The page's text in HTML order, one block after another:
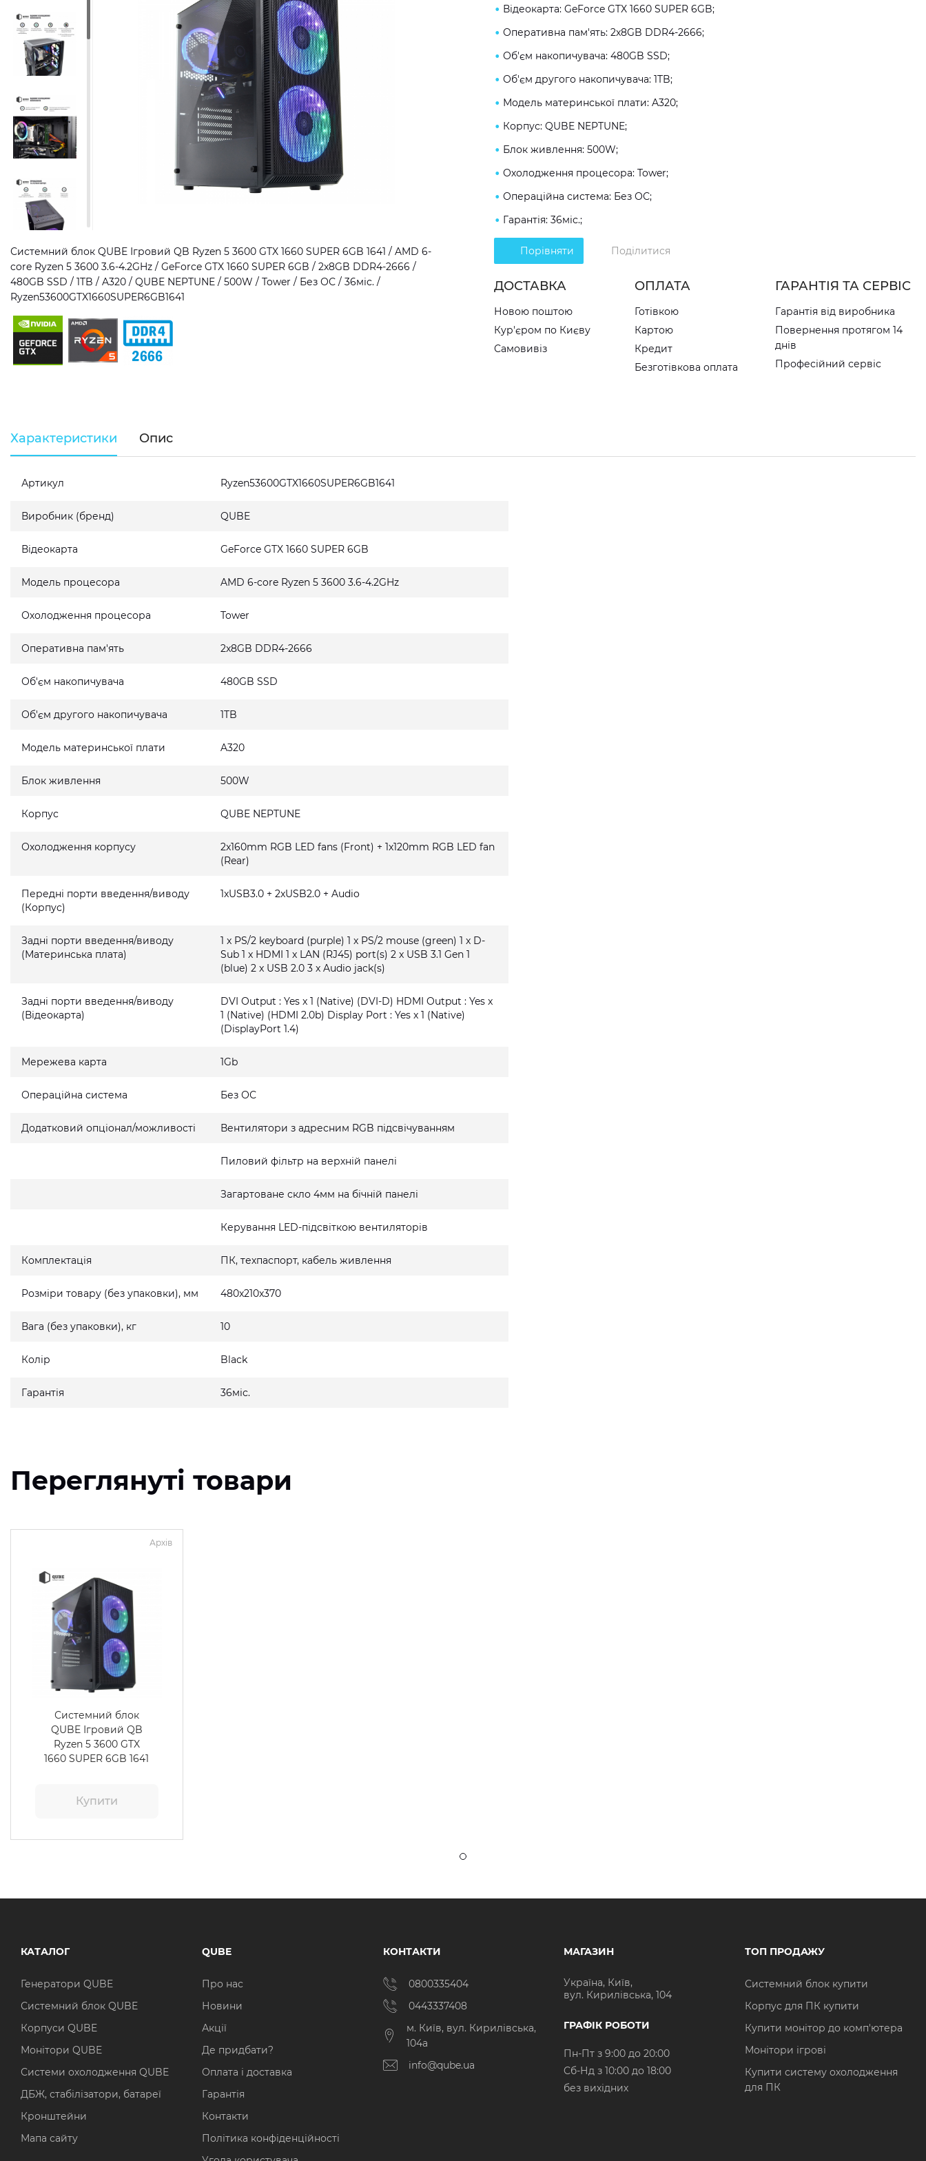
Системний блок QUBE Ігровий QB Ryzen 5 3600 GTX 1660 SUPER 6GB 1641 / AMD 6-
core Ryzen 5 3600 3.6-4.2GHz / GeForce GTX 1660 SUPER 6GB / 2x8GB DDR4-2666 /
480GB SSD / 1TB / A320 / QUBE NEPTUNE / 500W / Tower / Без ОС / 36міс. /
Ryzen53600GTX1660SUPER6GB1641
Відеокарта: GeForce GTX 1660 SUPER 6GB;
Оперативна пам'ять: 2x8GB DDR4-2666;
Об'єм накопичувача: 480GB SSD;
Об'єм другого накопичувача: 1TB;
Модель материнської плати: A320;
Корпус: QUBE NEPTUNE;
Блок живлення: 500W;
Охолодження процесора: Tower;
Операційна система: Без ОС;
Гарантія: 36міс.;
Порівняти Поділитися
ДОСТАВКА
Новою поштою
Кур'єром по Києву
Самовивіз
ОПЛАТА
Готівкою
Картою
Кредит
Безготівкова оплата
ГАРАНТІЯ ТА СЕРВІС
Гарантія від виробника
Повернення протягом 14
днів
Професійний сервіс
Характеристики Опис
Артикул Ryzen53600GTX1660SUPER6GB1641
Виробник (бренд) QUBE
Відеокарта GeForce GTX 1660 SUPER 6GB
Модель процесора AMD 6-core Ryzen 5 3600 3.6-4.2GHz
Охолодження процесора Tower
Оперативна пам'ять 2x8GB DDR4-2666
Об'єм накопичувача 480GB SSD
Об'єм другого накопичувача 1TB
Модель материнської плати A320
Блок живлення 500W
Корпус QUBE NEPTUNE
Охолодження корпусу
2x160mm RGB LED fans (Front) + 1x120mm RGB LED fan
(Rear)
Передні порти введення/виводу
(Корпус)
1xUSB3.0 + 2xUSB2.0 + Audio
Задні порти введення/виводу
(Материнська плата)
1 x PS/2 keyboard (purple) 1 x PS/2 mouse (green) 1 x D-
Sub 1 x HDMI 1 x LAN (RJ45) port(s) 2 x USB 3.1 Gen 1
(blue) 2 x USB 2.0 3 x Audio jack(s)
Задні порти введення/виводу
(Відеокарта)
DVI Output : Yes x 1 (Native) (DVI-D) HDMI Output : Yes x
1 (Native) (HDMI 2.0b) Display Port : Yes x 1 (Native)
(DisplayPort 1.4)
Мережева карта 1Gb
Операційна система Без ОС
Додатковий опціонал/можливості Вентилятори з адресним RGB підсвічуванням
Пиловий фільтр на верхній панелі
Загартоване скло 4мм на бічній панелі
Керування LED-підсвіткою вентиляторів
Комплектація ПК, техпаспорт, кабель живлення
Розміри товару (без упаковки), мм 480x210x370
Вага (без упаковки), кг 10
Колір Black
Гарантія 36міс.
Переглянуті товари
Архів
Системний блок
QUBE Ігровий QB
Ryzen 5 3600 GTX
1660 SUPER 6GB 1641
Купити
КАТАЛОГ
Генератори QUBE
Системний блок QUBE
Корпуси QUBE
Монітори QUBE
Системи охолодження QUBE
ДБЖ, стабілізатори, батареї
Кронштейни
Мапа сайту
QUBE
Про нас
Новини
Акції
Де придбати?
Оплата і доставка
Гарантія
Контакти
Політика конфіденційності
КОНТАКТИ
0800335404
0443337408
м. Київ, вул. Кирилівська,
104а
info@qube.ua
МАГАЗИН
Україна, Київ,
вул. Кирилівська, 104
ГРАФІК РОБОТИ
Пн-Пт з 9:00 до 20:00
Cб-Нд з 10:00 до 18:00
без вихідних
ТОП ПРОДАЖУ
Системний блок купити
Корпус для ПК купити
Купити монітор до комп'ютера
Монітори ігрові
Купити систему охолодження
для ПК